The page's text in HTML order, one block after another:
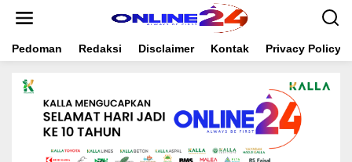
t
Pedoman Redaksi Disclaimer Kontak Privacy Policy